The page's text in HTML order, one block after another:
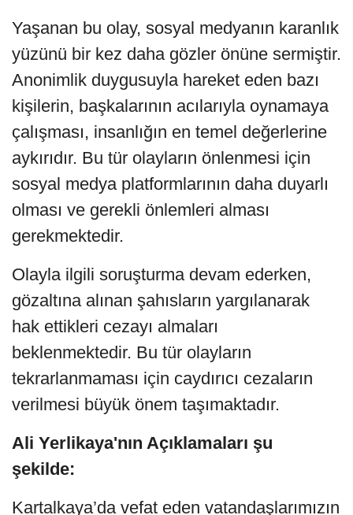
Yaşanan bu olay, sosyal medyanın karanlık
yüzünü bir kez daha gözler önüne sermiştir.
Anonimlik duygusuyla hareket eden bazı
kişilerin, başkalarının acılarıyla oynamaya
çalışması, insanlığın en temel değerlerine
aykırıdır. Bu tür olayların önlenmesi için
sosyal medya platformlarının daha duyarlı
olması ve gerekli önlemleri alması
gerekmektedir.
Olayla ilgili soruşturma devam ederken,
gözaltına alınan şahısların yargılanarak
hak ettikleri cezayı almaları
beklenmektedir. Bu tür olayların
tekrarlanmaması için caydırıcı cezaların
verilmesi büyük önem taşımaktadır.
Ali Yerlikaya'nın Açıklamaları şu
şekilde:
Kartalkaya’da vefat eden vatandaşlarımızın